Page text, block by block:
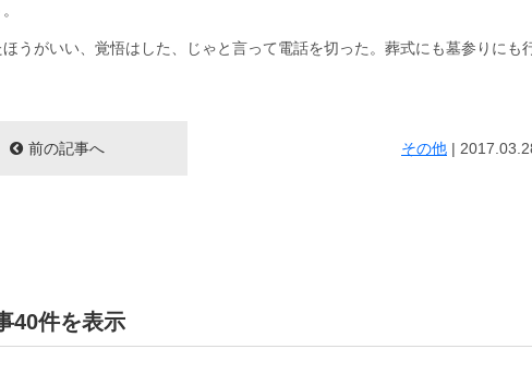
うがいい、覚悟はした、じゃと言って電話を切った。葬式にも墓参りにも
前の記事へ その他 |
40件を表示